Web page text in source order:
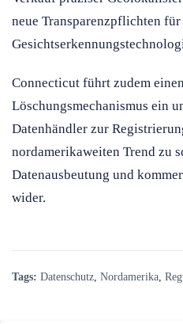
neue Transparenzpflichten für
Connecticut führt zudem
Löschungsmechanismus ein
Datenhändler zur
nordamerikaweiten Trend zu
Datenausbeutung und
wider.
Tags: Datenschutz Nordamerika